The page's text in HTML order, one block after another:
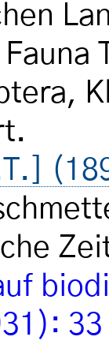
33